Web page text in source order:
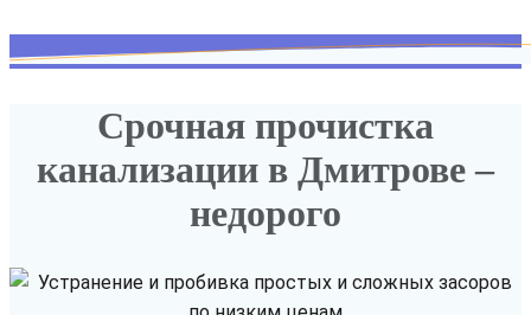
Срочная прочистка
канализации в Дмитрове –
недорого